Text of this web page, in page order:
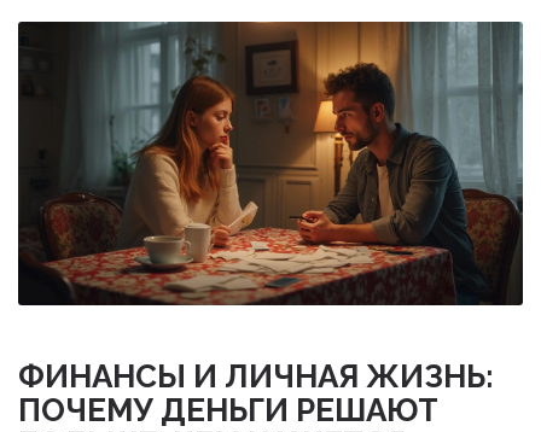
попасть впросак. Узнаете, почему стратегия важнее
удачи и как минимизировать риски.
ФИНАНСЫ И ЛИЧНАЯ ЖИЗНЬ:
ПОЧЕМУ ДЕНЬГИ РЕШАЮТ